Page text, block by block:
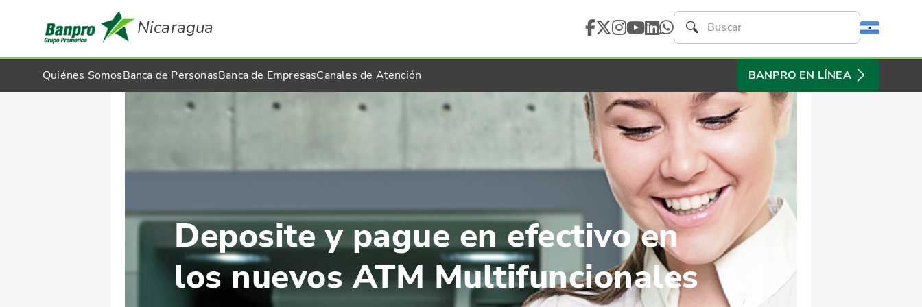
Nicaragua
Quiénes SomosBanca de PersonasBanca de EmpresasCanales de Atención BANPRO EN LÍNEA
Deposite y pague en efectivo en
los nuevos ATM Multifuncionales